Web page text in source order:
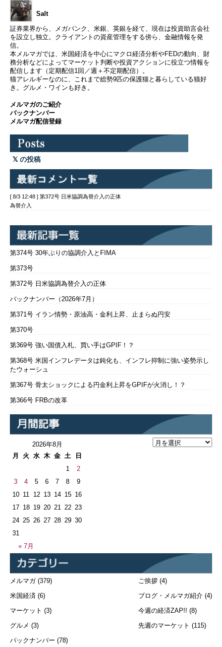
Salt
証券業界から、メガバンク、米銀、英銀を経て、現在は投資助言会社
を設立し独立。クライアントの資産管理をする傍ら、金融情報を発
信。
本メルマガでは、米国経済を中心にマクロ経済分析やFEDの動向、財
務分析などによってマーケット判断や投資アクションに役立つ情報を
配信します（定期配信1回／週＋不定期配信）。
猫アレルギーなのに、これまで総勢9匹の保護猫と暮らしている猫好
き。グルメ・ワインも好き。
メルマガのご紹介
バックナンバー
メルマガ配信登録
の投稿
[ 8/3 12:48 ] 第372号 日米協調為替介入の正体
為替介入
第374号 30年ぶりの協調介入とFIMA
第373号
第372号 日米協調為替介入の正体
バックナンバー（2026年7月）
第371号 イラン情勢・原油高・金利上昇、止まらぬ円安
第370号
第369号 強い国債入札、買い手はGPIF！？
第368号 米国インフレデータは鈍化も、インフレ抑制に強い姿勢示し
たウォーシュ
第367号 骨太ショックによる円金利上昇をGPIFが火消し！？
第366号 FRBの改革
2026年8月
月
火 水 木 金 土 日
« 7月
1
2
3
4 5 6 7 8
9
10 11 12 13 14 15 16
17 18 19 20 21 22 23
24 25 26 27 28 29 30
31
メルマガ(379)
米国経済 (6)
マーケット (3)
グルメ (3)
バックナンバー (78)
ご挨拶 (4)
ブログ・メルマガ紹介 (4)
今週の経済ZAP!! (8)
先週のマーケット (115)